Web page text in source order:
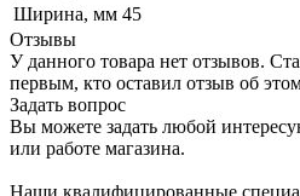
Ширина, мм 45
Отзывы
У данного товара нет отзывов.
первым, кто оставил отзыв об
Задать вопрос
Вы можете задать любой
или работе магазина.